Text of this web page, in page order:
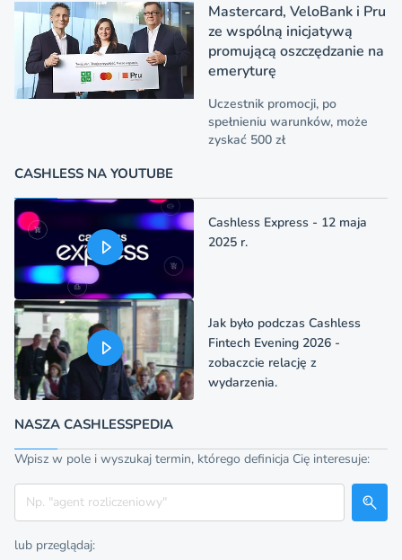
Mastercard, VeloBank i Pru
ze wspólną inicjatywą
promującą oszczędzanie na
emeryturę
Uczestnik promocji, po
spełnieniu warunków, może
zyskać 500 zł
CASHLESS NA YOUTUBE
Cashless Express - 12 maja
2025 r.
Jak było podczas Cashless
Fintech Evening 2026 -
zobaczcie relację z
wydarzenia.
NASZA CASHLESSPEDIA
Wpisz w pole i wyszukaj termin, którego definicja Cię interesuje:
Szukaj
lub przeglądaj: